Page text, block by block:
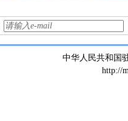
中华人民共和国
http://